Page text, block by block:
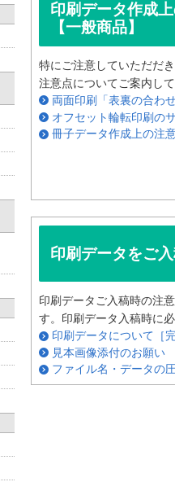
印刷データ作成
【一般商品】
特にご注意していただだ
注意点についてご案内し
両面印刷「表裏の合わ
オフセット輪転印刷の
冊子データ作成上の注
印刷データをご
印刷データご入稿時の注
す。印刷データ入稿時に
印刷データについて［
見本画像添付のお願い
ファイル名・データの